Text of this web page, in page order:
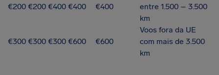
€200 €200 €400 €400 €400
entre 1.500 – 3.500
km
€300 €300 €300 €600 €600
Voos fora da UE
com mais de 3.500
km